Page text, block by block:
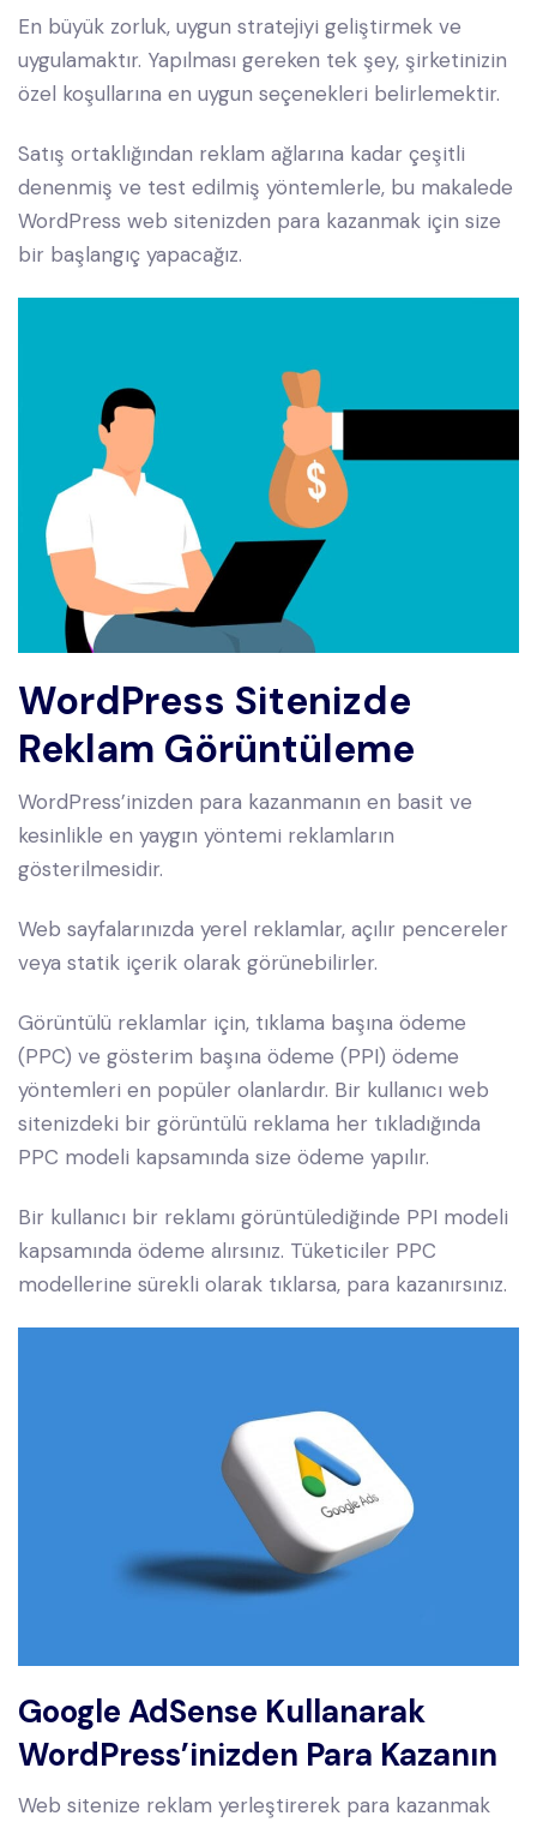
En büyük zorluk, uygun stratejiyi geliştirmek ve
uygulamaktır. Yapılması gereken tek şey, şirketinizin
özel koşullarına en uygun seçenekleri belirlemektir.
Satış ortaklığından reklam ağlarına kadar çeşitli
denenmiş ve test edilmiş yöntemlerle, bu makalede
WordPress web sitenizden para kazanmak için size
bir başlangıç yapacağız.
WordPress Sitenizde
Reklam Görüntüleme
WordPress’inizden para kazanmanın en basit ve
kesinlikle en yaygın yöntemi reklamların
gösterilmesidir.
Web sayfalarınızda yerel reklamlar, açılır pencereler
veya statik içerik olarak görünebilirler.
Görüntülü reklamlar için, tıklama başına ödeme
(PPC) ve gösterim başına ödeme (PPI) ödeme
yöntemleri en popüler olanlardır. Bir kullanıcı web
sitenizdeki bir görüntülü reklama her tıkladığında
PPC modeli kapsamında size ödeme yapılır.
Bir kullanıcı bir reklamı görüntülediğinde PPI modeli
kapsamında ödeme alırsınız. Tüketiciler PPC
modellerine sürekli olarak tıklarsa, para kazanırsınız.
Google AdSense Kullanarak
WordPress’inizden Para Kazanın
Web sitenize reklam yerleştirerek para kazanmak